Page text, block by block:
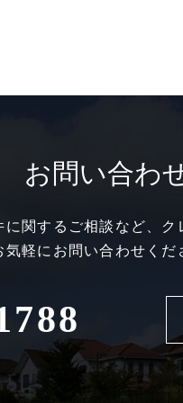
お問い合わ
に関するご相談など、ク
気軽にお問い合わせくだ